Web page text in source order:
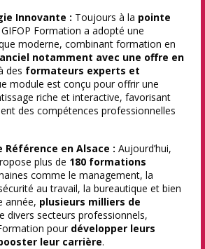
Innovante : Toujours à la pointe
Formation a adopté une
moderne, combinant formation en
notamment avec une offre en
des formateurs experts et
module est conçu pour offrir une
riche et interactive, favorisant
des compétences professionnelles
en Alsace : Aujourd’hui,
plus de 180 formations
comme le management, la
au travail, la bureautique et bien
année, plusieurs milliers de
divers secteurs professionnels,
pour développer leurs
leur carrière.